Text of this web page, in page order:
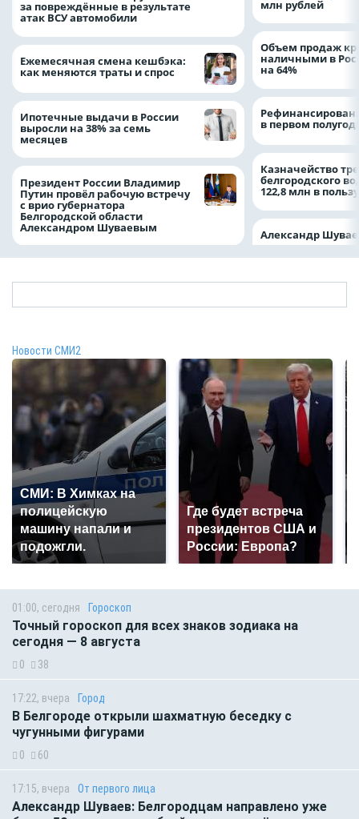
за повреждённые в результате
атак ВСУ автомобили
Ежемесячная смена кешбэка:
как меняются траты и спрос
Ипотечные выдачи в России
выросли на 38% за семь
месяцев
Президент России Владимир
Путин провёл рабочую встречу
с врио губернатора
Белгородской области
Александром Шуваевым
млн рублей
Объем продаж
наличными в
на 64%
в первом
Казначейство
белгородского
122,8 млн в
Александр
Новости СМИ2
СМИ: В Химках на
полицейскую
машину напали и
подожгли.
Где будет встреча
президентов США и
России: Европа?
01:00, сегодня Гороскоп
Точный гороскоп для всех знаков зодиака на
сегодня — 8 августа
0 38
17:22, вчера Город
В Белгороде открыли шахматную беседку с
чугунными фигурами
0 60
17:15, вчера От первого лица
Александр Шуваев: Белгородцам направлено уже